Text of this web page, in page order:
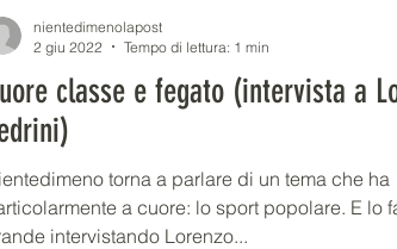
classe e fegato (intervista a
torna a parlare di un tema che ha
a cuore: lo sport popolare. E lo
intervistando Lorenzo...
nientedimenolapost
2 giu 2022
Tempo di lettura: 1 min